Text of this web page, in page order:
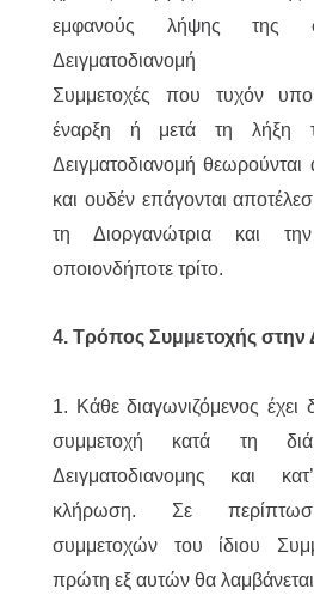
εμφανούς λήψης της
Δειγματοδιανομή
Συμμετοχές που τυχόν
έναρξη ή μετά τη λήξη
Δειγματοδιανομή θεωρούνται
και ουδέν επάγονται
τη Διοργανώτρια και
οποιονδήποτε τρίτο.
4. Τρόπος Συμμετοχής στην
1. Κάθε διαγωνιζόμενος έχει
συμμετοχή κατά τη
Δειγματοδιανομης και
κλήρωση. Σε
συμμετοχών του ίδιου
πρώτη εξ αυτών θα